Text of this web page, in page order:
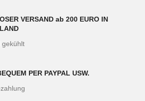
VERSAND ab 200 EURO IN
gekühlt
PER PAYPAL USW.